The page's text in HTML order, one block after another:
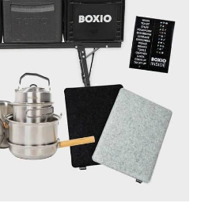
éclats. Comparé
aux plaques en
céramique
traditionnelles, il
peut mieux résister
aux collisions et
aux chutes dans
l'utilisation
quotidienne, sans
crainte de se briser.
Compatible avec le